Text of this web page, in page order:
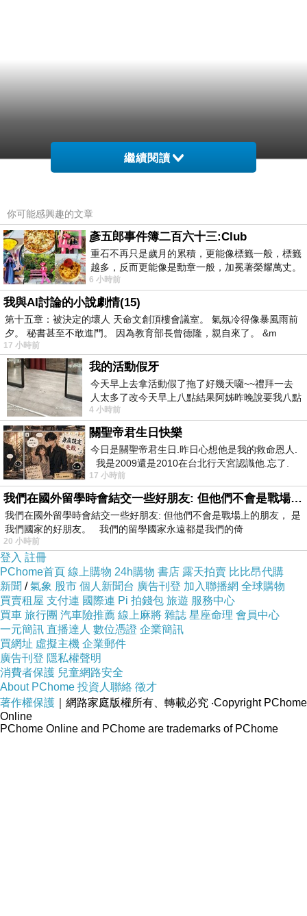
繼續閱讀
你可能感興趣的文章
彥五郎事件簿二百六十三:Club
重石不再只是歲月的累積，更能像標籤一般，標籤
越多，反而更能像是勳章一般，加冕著榮耀萬丈。
習慣一如縱容，成了再難輕輕放下的罪證
6 小時前
我與AI討論的小說劇情(15)
第十五章：被決定的壞人 天命文創頂樓會議室。 氣氛冷得像暴風雨前
夕。 秘書甚至不敢進門。 因為教育部長曾德隆，親自來了。 &m
17 小時前
我的活動假牙
今天早上去拿活動假了拖了好幾天囉~~禮拜一去
人太多了改今天早上八點結果阿姊昨晚說要我八點
去西螺農會~回到莿桐都8點半多了
4 小時前
關聖帝君生日快樂
今日是關聖帝君生日.昨日心想他是我的救命恩人.
我是2009還是2010在台北行天宮認識他.忘了.
一個奇摩交友的網友學
17 小時前
我們在國外留學時會結交一些好朋友: 但他們不會是戰場上的朋友
我們在國外留學時會結交一些好朋友: 但他們不會是戰場上的朋友， 是
我們國家的好朋友。 我們的留學國家永遠都是我們的倚
20 小時前
登入 註冊
PChome首頁 線上購物 24h購物 書店 露天拍賣 比比昂代購
新聞 /氣象 股市 個人新聞台 廣告刊登 加入聯播網 全球購物
買賣租屋 支付連 國際連 Pi 拍錢包 旅遊 服務中心
買車 旅行團 汽車險推薦 線上麻將 雜誌 星座命理 會員中心
一元簡訊 直播達人 數位憑證 企業簡訊
買網址 虛擬主機 企業郵件
廣告刊登 隱私權聲明
消費者保護 兒童網路安全
About PChome 投資人聯絡 徵才
著作權保護 ｜網路家庭版權所有、轉載必究 ‧Copyright PChome
Online
PChome Online and PChome are trademarks of PChome